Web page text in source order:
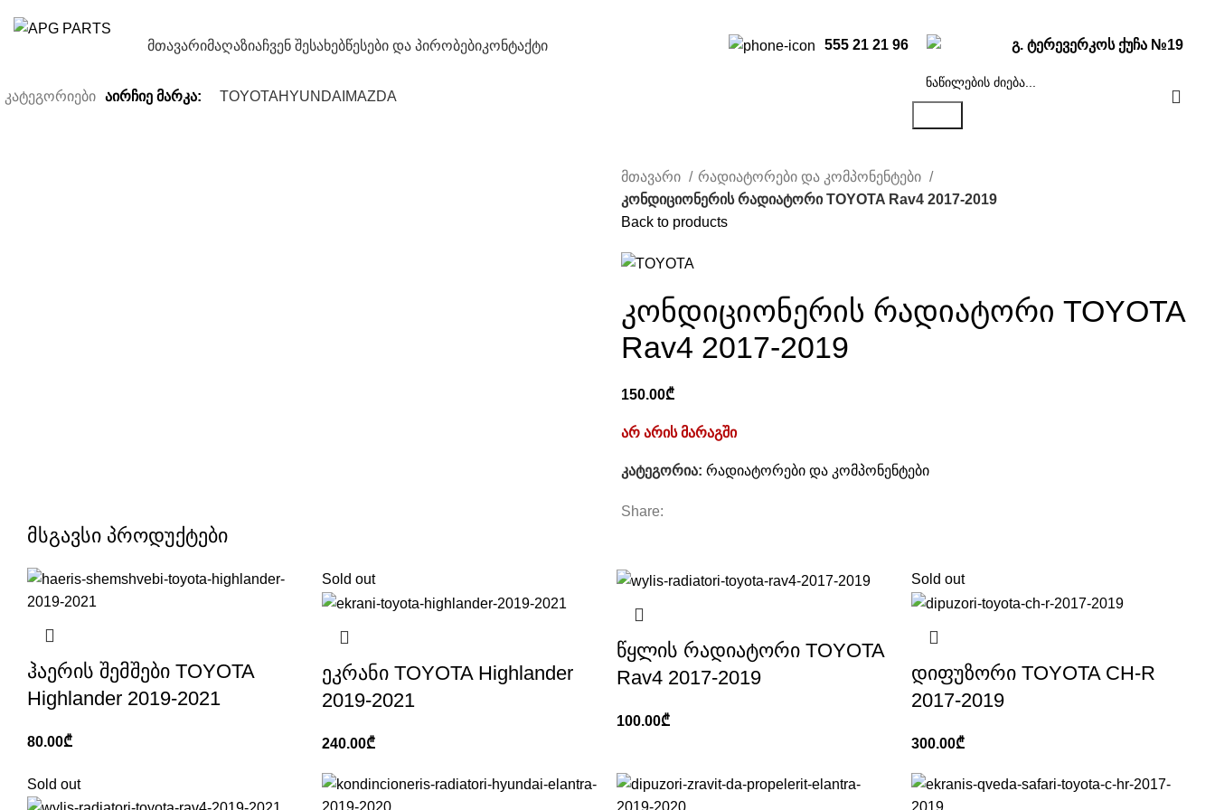
მთავარიმაღაზიაჩვენ შესახებწესები და პირობებიკონტაქტი 555 21 21 96 გ. ტერევერკოს ქუჩა №19
კატეგორიები აირჩიე მარკა: TOYOTAHYUNDAI MAZDA
მთავარი
რადიატორები და კომპონენტები
კონდიციონერის რადიატორი TOYOTA Rav4 2017-2019
Back to products
კონდიციონერის რადიატორი TOYOTA
Rav4 2017-2019
150.00₾
არ არის მარაგში
კატეგორია: რადიატორები და კომპონენტები
Share:
მსგავსი პროდუქტები
ჰაერის შემშები TOYOTA
Highlander 2019-2021
80.00₾
Sold out
ეკრანი TOYOTA Highlander
2019-2021
240.00₾
წყლის რადიატორი TOYOTA
Rav4 2017-2019
100.00₾
Sold out
დიფუზორი TOYOTA CH-R
2017-2019
300.00₾
Sold out